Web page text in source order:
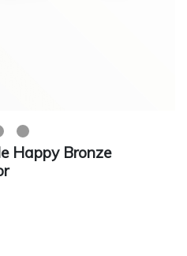
Happy Bronze